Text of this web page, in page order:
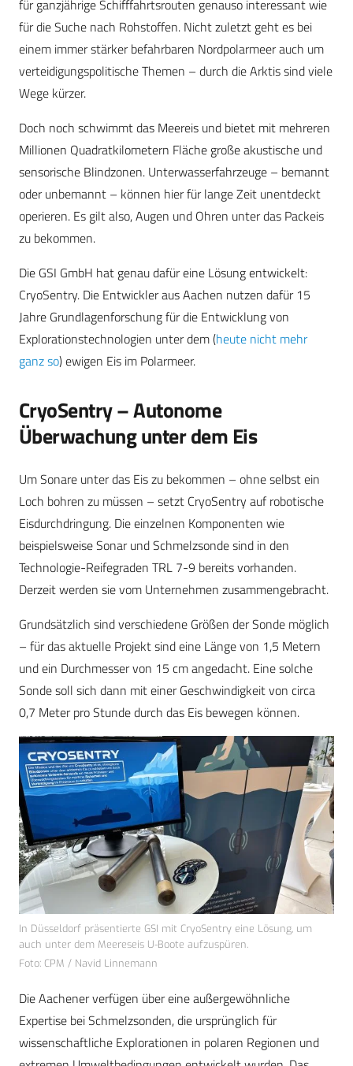
für ganzjährige Schifffahrtsrouten genauso interessant wie
für die Suche nach Rohstoffen. Nicht zuletzt geht es bei
einem immer stärker befahrbaren Nordpolarmeer auch um
verteidigungspolitische Themen – durch die Arktis sind viele
Wege kürzer.
Doch noch schwimmt das Meereis und bietet mit mehreren
Millionen Quadratkilometern Fläche große akustische und
sensorische Blindzonen. Unterwasserfahrzeuge – bemannt
oder unbemannt – können hier für lange Zeit unentdeckt
operieren. Es gilt also, Augen und Ohren unter das Packeis
zu bekommen.
Die GSI GmbH hat genau dafür eine Lösung entwickelt:
CryoSentry. Die Entwickler aus Aachen nutzen dafür 15
Jahre Grundlagenforschung für die Entwicklung von
Explorationstechnologien unter dem (heute nicht mehr
ganz so) ewigen Eis im Polarmeer.
CryoSentry – Autonome
Überwachung unter dem Eis
Um Sonare unter das Eis zu bekommen – ohne selbst ein
Loch bohren zu müssen – setzt CryoSentry auf robotische
Eisdurchdringung. Die einzelnen Komponenten wie
beispielsweise Sonar und Schmelzsonde sind in den
Technologie-Reifegraden TRL 7-9 bereits vorhanden.
Derzeit werden sie vom Unternehmen zusammengebracht.
Grundsätzlich sind verschiedene Größen der Sonde möglich
– für das aktuelle Projekt sind eine Länge von 1,5 Metern
und ein Durchmesser von 15 cm angedacht. Eine solche
Sonde soll sich dann mit einer Geschwindigkeit von circa
0,7 Meter pro Stunde durch das Eis bewegen können.
In Düsseldorf präsentierte GSI mit CryoSentry eine Lösung, um
auch unter dem Meereseis U-Boote aufzuspüren.
Foto: CPM / Navid Linnemann
Die Aachener verfügen über eine außergewöhnliche
Expertise bei Schmelzsonden, die ursprünglich für
wissenschaftliche Explorationen in polaren Regionen und